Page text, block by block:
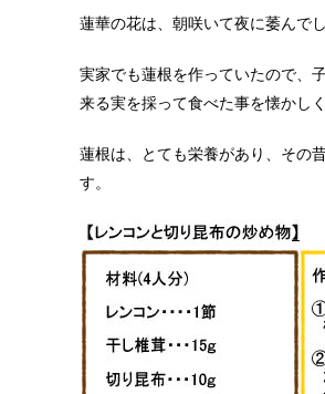
蓮華の花は、朝咲いて夜に萎んで
実家でも蓮根を作っていたので、
来る実を採って食べた事を懐かし
蓮根は、とても栄養があり、その
す。